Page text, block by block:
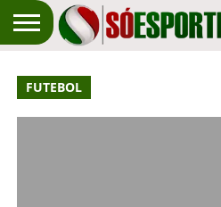
ESPORTIVA
EM
PRIMEIRO
O SÓ
ESPORTE
NOTÍCIAS
APOSTAS
FUTEBOL